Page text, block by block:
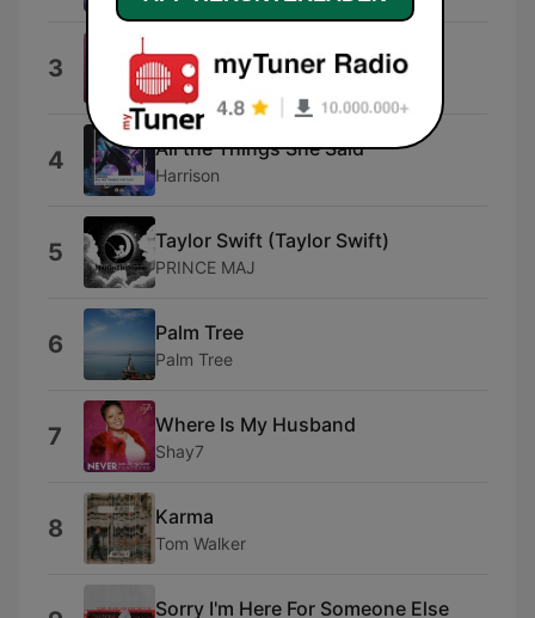
3 Dangerously Easy
Olivia Dean
4 All the Things She Said
Harrison
5 Taylor Swift (Taylor Swift)
PRINCE MAJ
6 Palm Tree
Palm Tree
7 Where Is My Husband
Shay7
8 Karma
Tom Walker
Sorry I'm Here For Someone Else